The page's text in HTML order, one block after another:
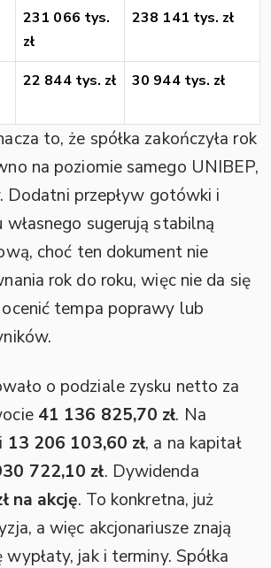
231 066 tys.
zł
238 141 tys. zł
22 844 tys. zł 30 944 tys. zł
to, że spółka zakończyła rok
na poziomie samego UNIBEP,
Dodatni przepływ gotówki i
sugerują stabilną
choć ten dokument nie
rok do roku, więc nie da się
tempa poprawy lub
o podziale zysku netto za
41 136 825,70 zł. Na
13 206 103,60 zł, a na kapitał
722,10 zł. Dywidenda
na akcję. To konkretna, już
a więc akcjonariusze znają
jak i terminy. Spółka